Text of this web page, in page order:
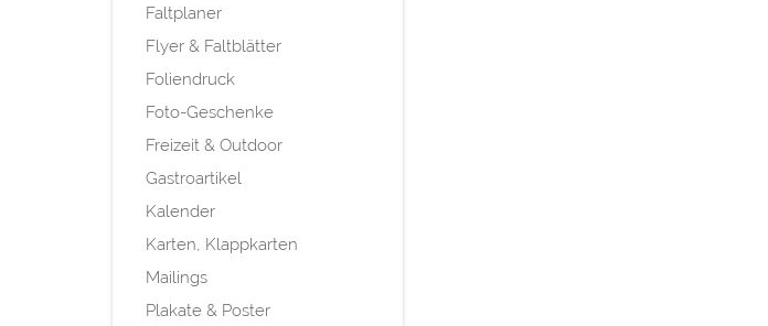
Faltplaner
Flyer & Faltblätter
Foliendruck
Foto-Geschenke
Freizeit & Outdoor
Gastroartikel
Kalender
Karten, Klappkarten
Mailings
Plakate & Poster